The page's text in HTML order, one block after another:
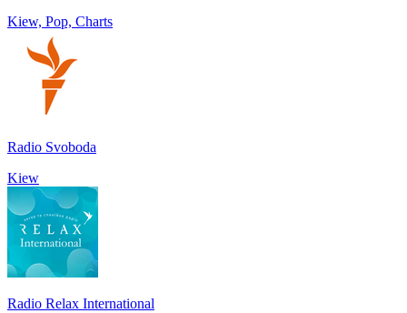
Kiew, Pop, Charts
Radio Svoboda
Kiew
Radio Relax International